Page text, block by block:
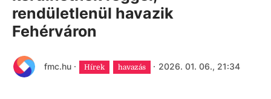
rendületlenül havazik
Fehérváron
fmc.hu · Hírek havazás · 2026. 01. 06., 21:34